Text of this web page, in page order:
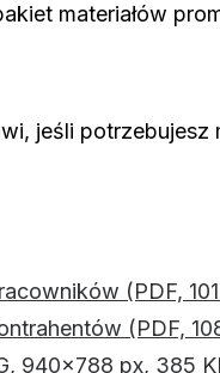
materiałów
jeśli potrzebujesz
(PDF,
(PDF,
940×788 px, 385